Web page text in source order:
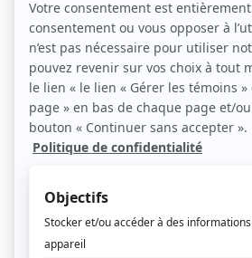
Monsieur le ministre(Directeur de la sécurité
Une vie...(Jean-Jacques Savard)
Les Moineau et les Pinson(Père Albert Joyal)
Au jour le jour( Rôle inconnu )
Marisol( Charles Bouchard)
Les Brillant (Donat Frappier)
Scénario: La peur du voyage(Dr Nadon
Terre humaine(Policier enquêteur
Drôle de monde (Rôle inconnu)
Le clan Beaulieu